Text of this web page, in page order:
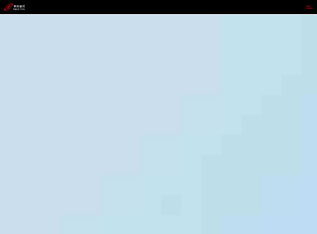
008PG国际